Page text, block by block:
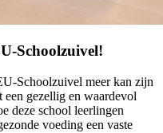
Schoolzuivel!
Schoolzuivel meer kan zijn
gezellig en waardevol
deze school leerlingen
voeding een vaste